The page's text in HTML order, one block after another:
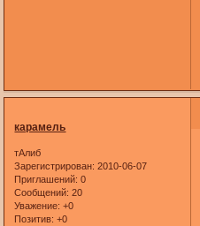
карамель
тАлиб
Зарегистрирован: 2010-06-07
Приглашений: 0
Сообщений: 20
Уважение: +0
Позитив: +0